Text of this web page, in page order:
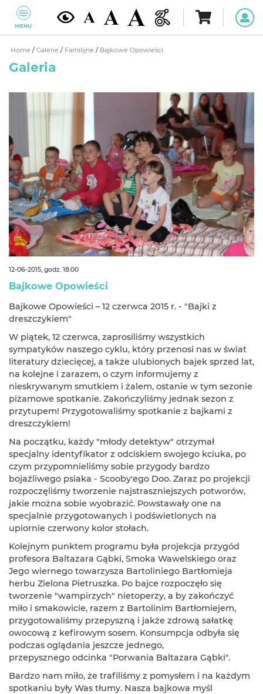
MENU
Home / Galerie / Familijne / Bajkowe Opowieści
Galeria
12-06-2015, godz. 18:00
Bajkowe Opowieści
Bajkowe Opowieści – 12 czerwca 2015 r. - "Bajki z
dreszczykiem"
W piątek, 12 czerwca, zaprosiliśmy wszystkich
sympatyków naszego cyklu, który przenosi nas w świat
literatury dziecięcej, a także ulubionych bajek sprzed lat,
na kolejne i zarazem, o czym informujemy z
nieskrywanym smutkiem i żalem, ostanie w tym sezonie
piżamowe spotkanie. Zakończyliśmy jednak sezon z
przytupem! Przygotowaliśmy spotkanie z bajkami z
dreszczykiem!
Na początku, każdy "młody detektyw" otrzymał
specjalny identyfikator z odciskiem swojego kciuka, po
czym przypomnieliśmy sobie przygody bardzo
bojaźliwego psiaka - Scooby'ego Doo. Zaraz po projekcji
rozpoczęliśmy tworzenie najstraszniejszych potworów,
jakie można sobie wyobrazić. Powstawały one na
specjalnie przygotowanych i podświetlonych na
upiornie czerwony kolor stołach.
Kolejnym punktem programu była projekcja przygód
profesora Baltazara Gąbki, Smoka Wawelskiego oraz
Jego wiernego towarzysza Bartoliniego Bartłomieja
herbu Zielona Pietruszka. Po bajce rozpoczęło się
tworzenie "wampirzych" nietoperzy, a by zakończyć
miło i smakowicie, razem z Bartolinim Bartłomiejem,
przygotowaliśmy przepyszną i jakże zdrową sałatkę
owocową z kefirowym sosem. Konsumpcja odbyła się
podczas oglądania jeszcze jednego,
przepysznego odcinka "Porwania Baltazara Gąbki".
Bardzo nam miło, że trafiliśmy z pomysłem i na każdym
spotkaniu były Was tłumy. Nasza bajkowa myśl